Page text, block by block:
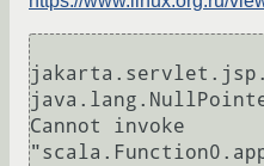
Cannot invoke